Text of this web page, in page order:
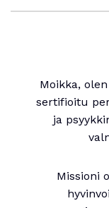
Moikka,
sertifioitu
ja
Missioni